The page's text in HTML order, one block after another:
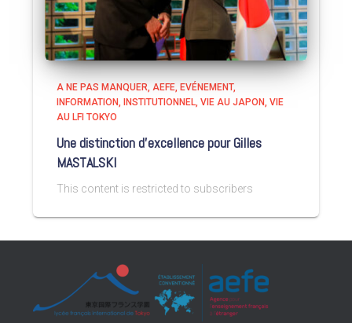
A NE PAS MANQUER AEFE EVÉNEMENT
INFORMATION
INSTITUTIONNEL VIE AU JAPON VIE
AU LFI TOKYO
Une distinction d’excellence pour Gilles
MASTALSKI
This content is restricted to subscribers